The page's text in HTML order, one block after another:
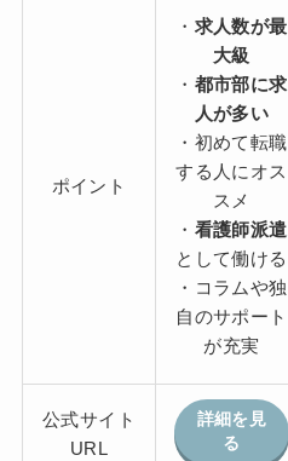
ポイント
・ 求人数が最
大級
・ 都市部に求
人が多い
・初めて転職
する人にオス
スメ
・ 看護師派遣
として働ける
・コラムや独
自のサポート
が充実
公式サイト
URL
詳細を見
る